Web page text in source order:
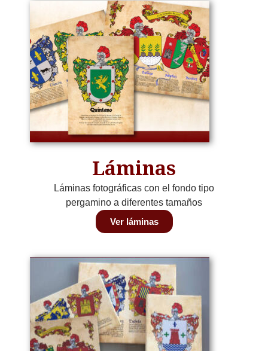
Láminas
Láminas fotográficas con el fondo tipo
pergamino a diferentes tamaños
Ver láminas